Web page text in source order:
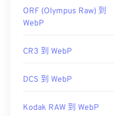
ORF (Olympus Raw) 到
WebP
CR3 到 WebP
DCS 到 WebP
Kodak RAW 到 WebP